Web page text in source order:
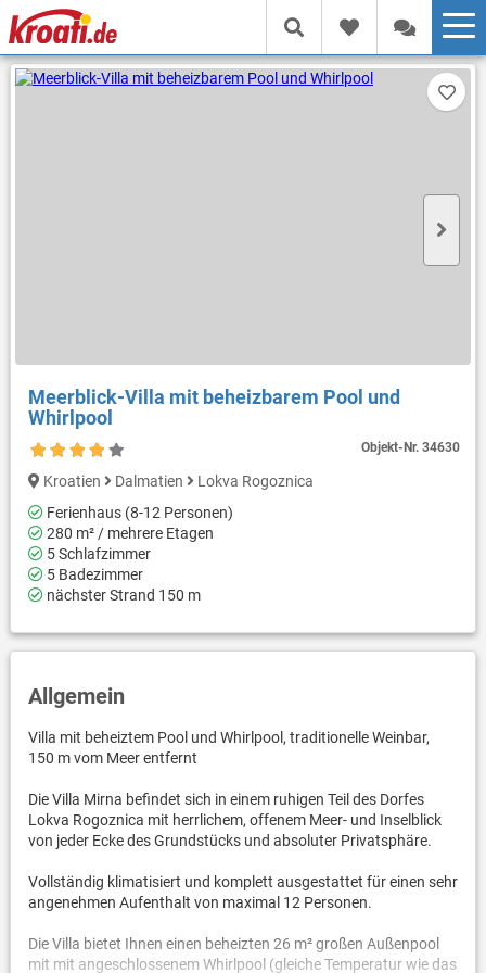
Meerblick-Villa mit beheizbarem Pool und
Whirlpool
Objekt-Nr.34630
Kroatien Dalmatien
Lokva Rogoznica
Ferienhaus (8-12 Personen)
280 m² / mehrere Etagen
5 Schlafzimmer
5 Badezimmer
nächster Strand 150 m
Allgemein
Villa mit beheiztem Pool und Whirlpool, traditionelle Weinbar,
150 m vom Meer entfernt
Die Villa Mirna befindet sich in einem ruhigen Teil des Dorfes
Lokva Rogoznica mit herrlichem, offenem Meer- und Inselblick
von jeder Ecke des Grundstücks und absoluter Privatsphäre.
Vollständig klimatisiert und komplett ausgestattet für einen sehr
angenehmen Aufenthalt von maximal 12 Personen.
Die Villa bietet Ihnen einen beheizten 26 m² großen Außenpool
mit mit angeschlossenem Whirlpool (gleiche Temperatur wie das